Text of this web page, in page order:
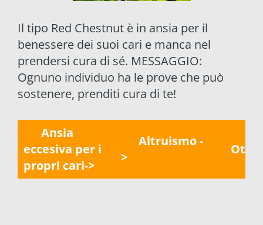
Il tipo Red Chestnut è in ansia per il
benessere dei suoi cari e manca nel
prendersi cura di sé. MESSAGGIO:
Ognuno individuo ha le prove che può
sostenere, prenditi cura di te!
Ansia
eccesiva per i
propri cari->
Altruismo -
>